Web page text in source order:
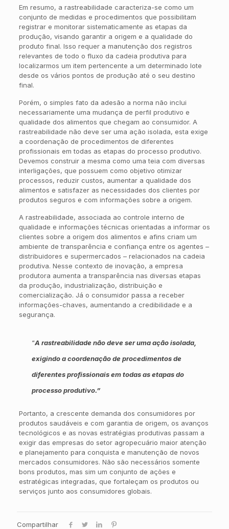
Em resumo, a rastreabilidade caracteriza-se como um
conjunto de medidas e procedimentos que possibilitam
registrar e monitorar sistematicamente as etapas da
produção, visando garantir a origem e a qualidade do
produto final. Isso requer a manutenção dos registros
relevantes de todo o fluxo da cadeia produtiva para
localizarmos um item pertencente a um determinado lote
desde os vários pontos de produção até o seu destino
final.
Porém, o simples fato da adesão a norma não inclui
necessariamente uma mudança de perfil produtivo e
qualidade dos alimentos que chegam ao consumidor. A
rastreabilidade não deve ser uma ação isolada, esta exige
a coordenação de procedimentos de diferentes
profissionais em todas as etapas do processo produtivo.
Devemos construir a mesma como uma teia com diversas
interligações, que possuem como objetivo otimizar
processos, reduzir custos, aumentar a qualidade dos
alimentos e satisfazer as necessidades dos clientes por
produtos seguros e com informações sobre a origem.
A rastreabilidade, associada ao controle interno de
qualidade e informações técnicas orientadas a informar os
clientes sobre a origem dos alimentos e afins criam um
ambiente de transparência e confiança entre os agentes –
distribuidores e supermercados – relacionados na cadeia
produtiva. Nesse contexto de inovação, a empresa
produtora aumenta a transparência nas diversas etapas
da produção, industrialização, distribuição e
comercialização. Já o consumidor passa a receber
informações-chaves, aumentando a credibilidade e a
segurança.
“A rastreabilidade não deve ser uma ação isolada,
exigindo a coordenação de procedimentos de
diferentes profissionais em todas as etapas do
processo produtivo.”
Portanto, a crescente demanda dos consumidores por
produtos saudáveis e com garantia de origem, os avanços
tecnológicos e as novas estratégias produtivas passam a
exigir das empresas do setor agropecuário maior atenção
e planejamento para conquista e manutenção de novos
mercados consumidores. Não são necessários somente
bons produtos, mas sim um conjunto de ações e
estratégicas integradas, que fortaleçam os produtos ou
serviços junto aos consumidores globais.
Compartilhar